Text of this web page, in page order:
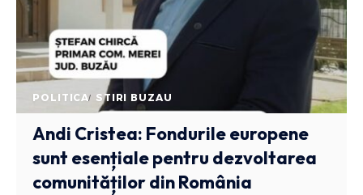
POLITICA STIRI BUZAU
Andi Cristea: Fondurile europene
sunt esențiale pentru dezvoltarea
comunităților din România